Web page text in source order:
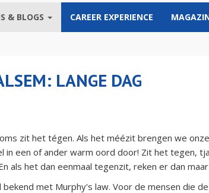
& BLOGS CAREER EXPERIENCE
LANGE DAG
zit het tégen. Als het méézit brengen we
in een of ander warm oord door! Zit het tegen,
als het dan eenmaal tegenzit, reken er dan
bekend met Murphy's law. Voor de mensen die